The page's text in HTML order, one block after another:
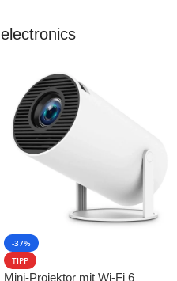
-37%
TIPP
Mini-Projektor mit Wi-Fi 6